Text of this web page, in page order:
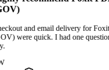
and email delivery for
were quick. I had one